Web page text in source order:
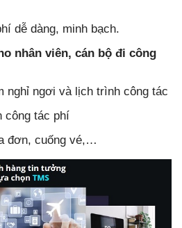
dễ dàng, minh bạch.
nhân viên, cán bộ đi công
nghỉ ngơi và lịch trình công tác
công tác phí
đơn, cuống vé,…